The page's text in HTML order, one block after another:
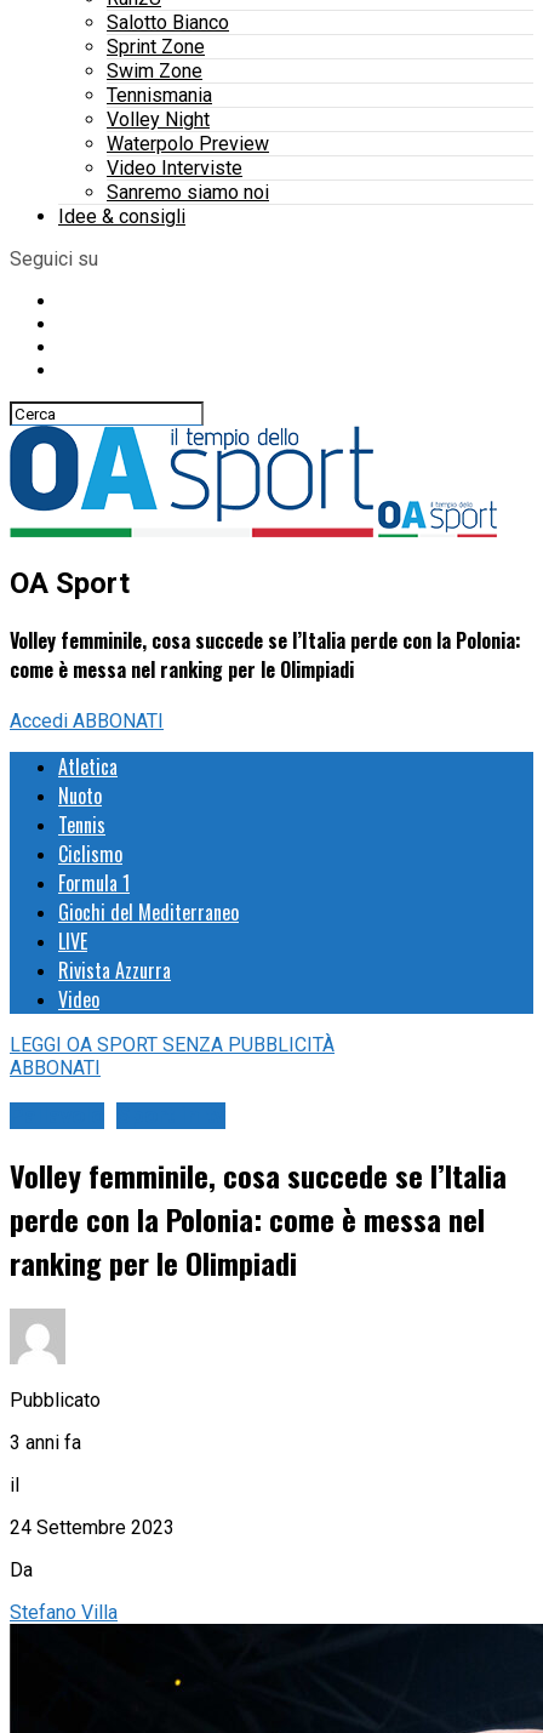
Salotto Bianco
Sprint Zone
Swim Zone
Tennismania
Volley Night
Waterpolo Preview
Video Interviste
Sanremo siamo noi
Idee & consigli
Seguici su
OA Sport
Volley femminile, cosa succede se l’Italia perde con la Polonia:
come è messa nel ranking per le Olimpiadi
Accedi ABBONATI
Atletica
Nuoto
Tennis
Ciclismo
Formula 1
Giochi del Mediterraneo
LIVE
Rivista Azzurra
Video
LEGGI OA SPORT SENZA PUBBLICITÀ
ABBONATI
Volley femminile, cosa succede se l’Italia
perde con la Polonia: come è messa nel
ranking per le Olimpiadi
Pubblicato
3 anni fa
il
24 Settembre 2023
Da
Stefano Villa